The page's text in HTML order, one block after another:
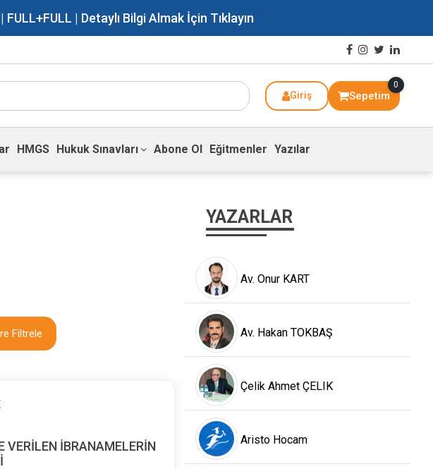
| Detaylı Bilgi Almak İçin Tıklayın
Giriş Sepetim
0
HMGS Hukuk Sınavları Abone Ol Eğitmenler Yazılar
Filtrele
VERİLEN İBRANAMELERİN
YAZARLAR
Av. Onur KART
Av. Hakan TOKBAŞ
Çelik Ahmet ÇELIK
Aristo Hocam